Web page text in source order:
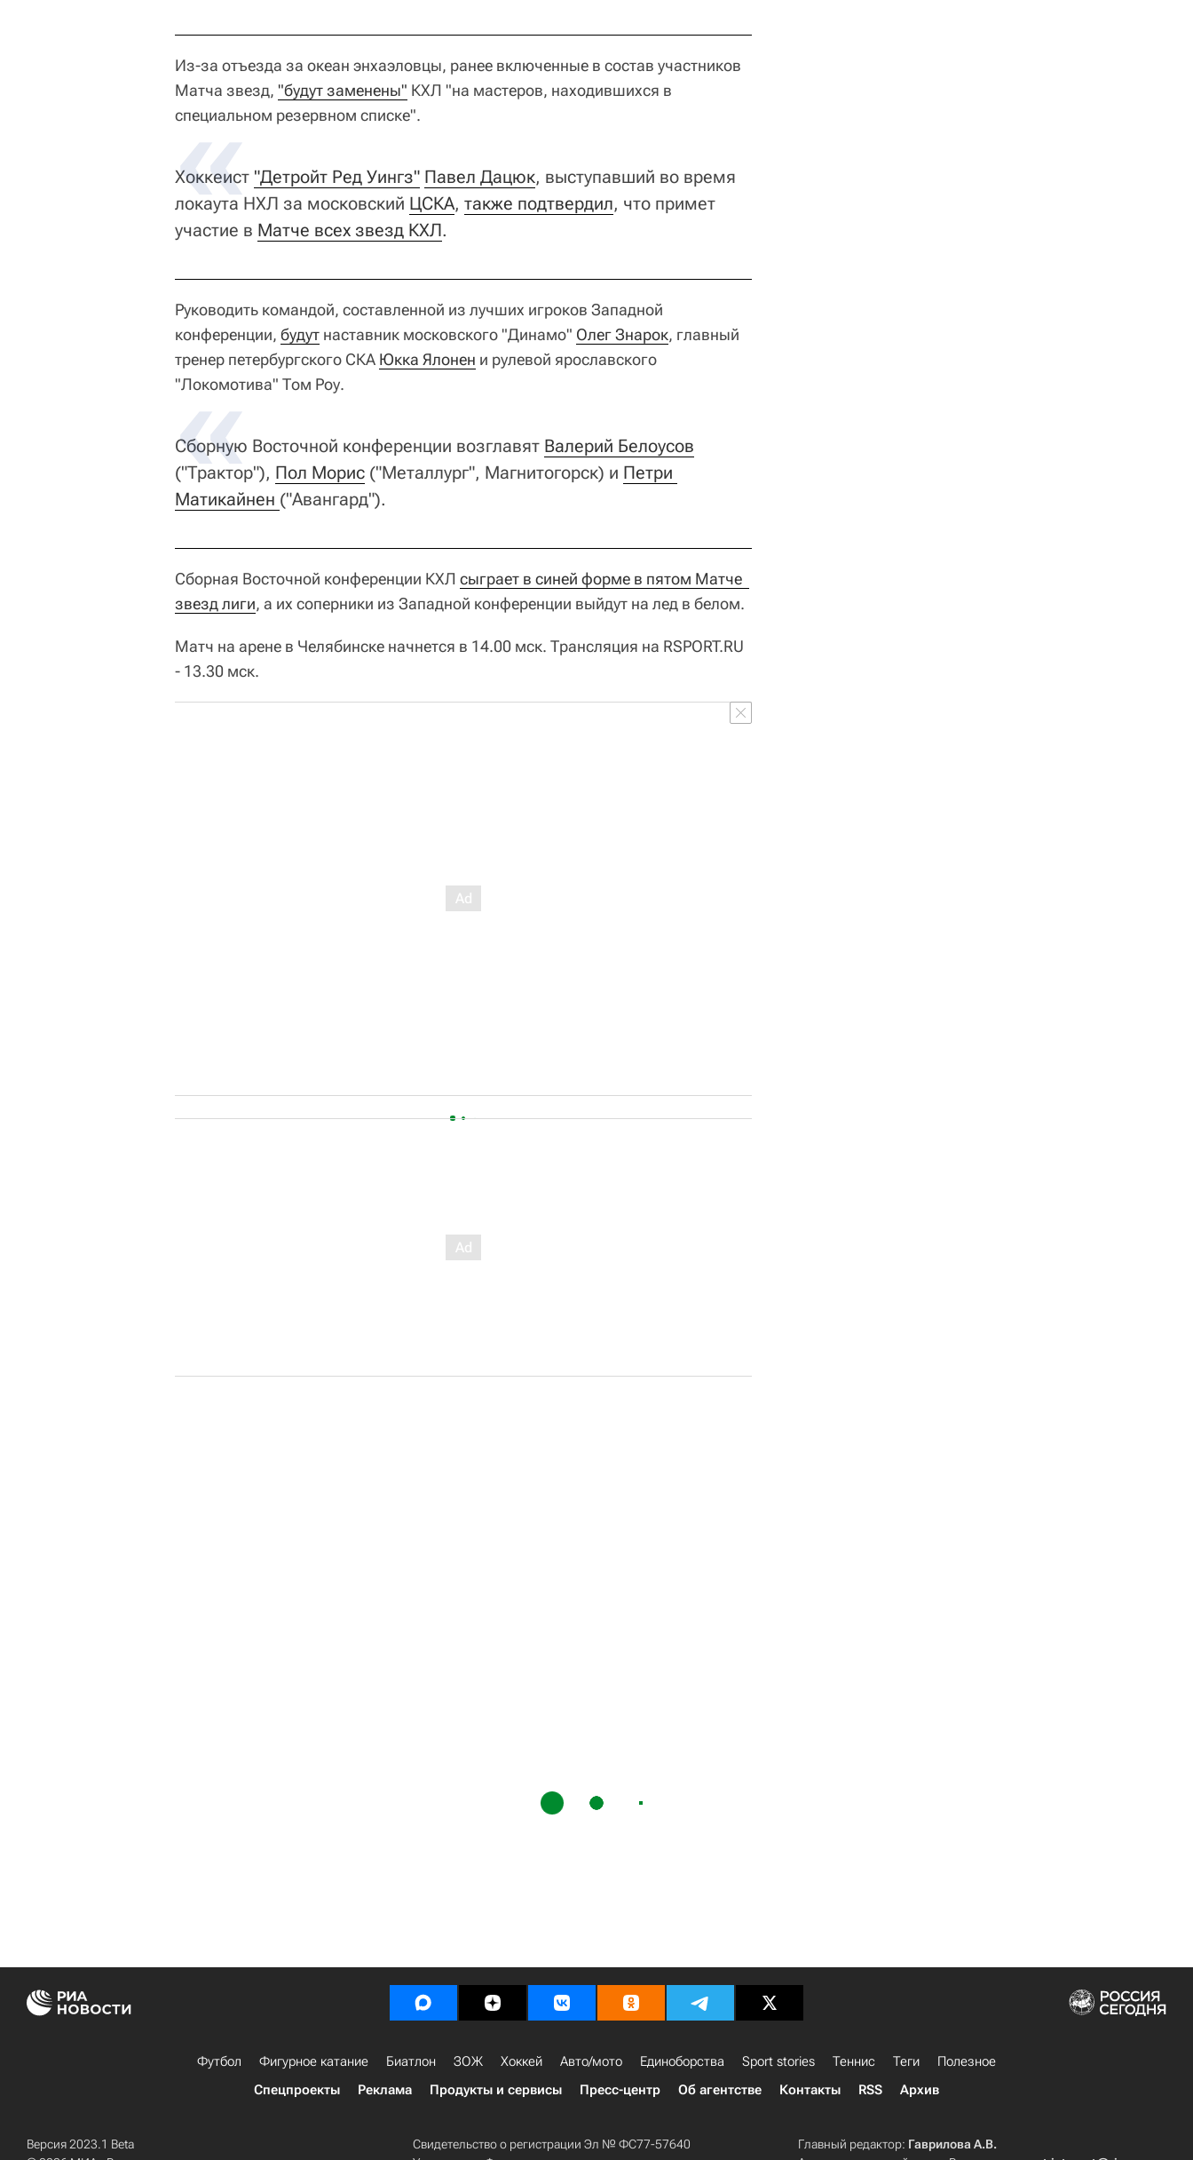
Из-за отъезда за океан энхаэловцы, ранее включенные в состав участников
Матча звезд, "будут заменены" КХЛ "на мастеров, находившихся в
специальном резервном списке".
Хоккеист "Детройт Ред Уингз" Павел Дацюк, выступавший во время
локаута НХЛ за московский ЦСКА, также подтвердил, что примет
участие в Матче всех звезд КХЛ.
Руководить командой, составленной из лучших игроков Западной
конференции, будут наставник московского "Динамо" Олег Знарок, главный
тренер петербургского СКА Юкка Ялонен и рулевой ярославского
"Локомотива" Том Роу.
Сборную Восточной конференции возглавят Валерий Белоусов
("Трактор"), Пол Морис ("Металлург", Магнитогорск) и Петри
Матикайнен ("Авангард").
Сборная Восточной конференции КХЛ сыграет в синей форме в пятом Матче
звезд лиги, а их соперники из Западной конференции выйдут на лед в белом.
Матч на арене в Челябинске начнется в 14.00 мск. Трансляция на RSPORT.RU
- 13.30 мск.
Футбол Фигурное катание Биатлон ЗОЖ Хоккей Авто/мото Единоборства Sport stories Теннис Теги
Полезное
Спецпроекты
Реклама Продукты и сервисы Пресс-центр Об агентстве Контакты RSS Архив
Версия 2023.1 Beta
Свидетельство о регистрации Эл № ФС77-57640
Главный редактор: Гаврилова А.В.